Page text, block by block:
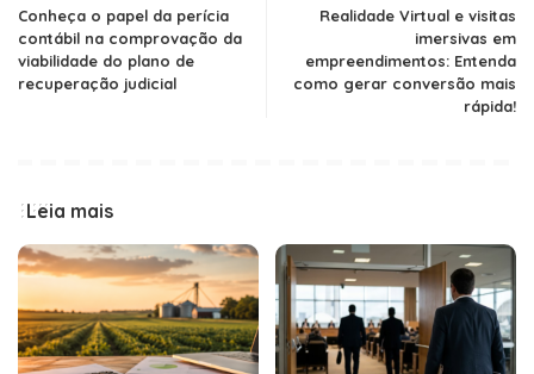
Conheça o papel da perícia
contábil na comprovação da
viabilidade do plano de
recuperação judicial
Realidade Virtual e visitas
imersivas em
empreendimentos: Entenda
como gerar conversão mais
rápida!
Leia mais